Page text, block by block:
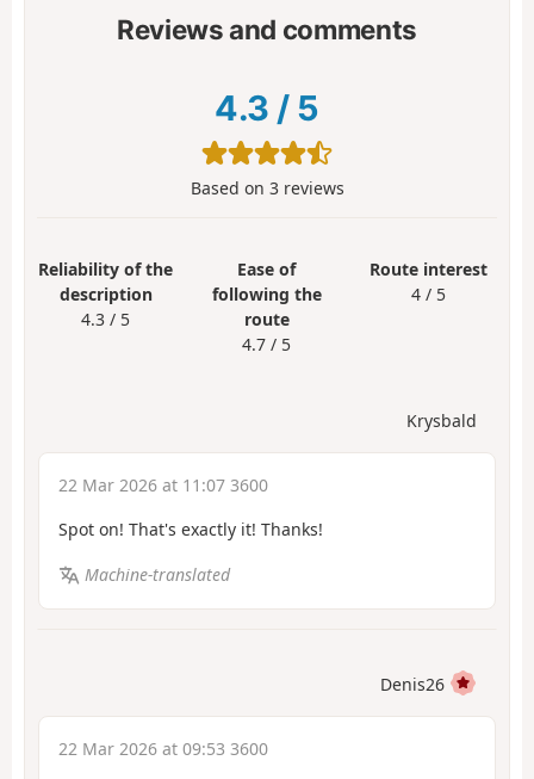
Reviews and comments
4.3 / 5
Based on 3reviews
Reliability of the
description
4.3 / 5
Ease of
following the
route
4.7 / 5
Route interest
4 / 5
Krysbald
22 Mar 2026 at 11:07 3600
Spot on! That's exactly it! Thanks!
Machine-translated
Denis26
22 Mar 2026 at 09:53 3600